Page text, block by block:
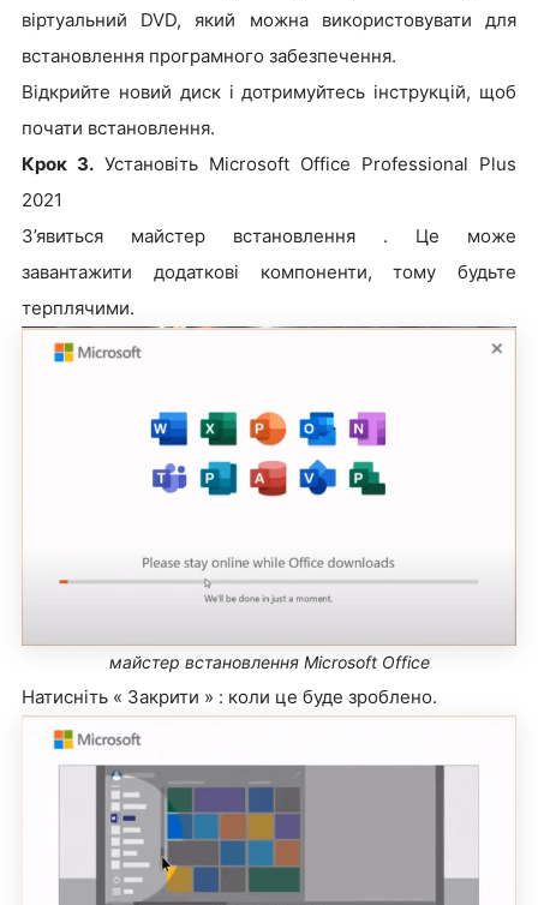
віртуальний DVD, який можна використовувати для
встановлення програмного забезпечення.
Відкрийте новий диск і дотримуйтесь інструкцій, щоб
почати встановлення.
Крок 3. Установіть Microsoft Office Professional Plus
2021
З’явиться майстер встановлення . Це може
завантажити додаткові компоненти, тому будьте
терплячими.
майстер встановлення Microsoft Office
Натисніть « Закрити » : коли це буде зроблено.